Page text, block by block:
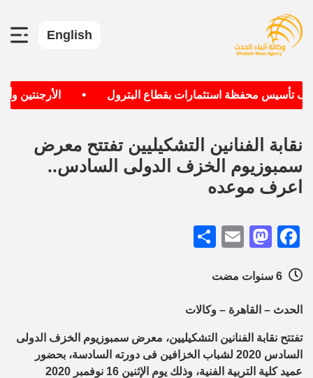
English
تأسيس محفظة استثمارات بقطاع البترول الأرجنتين
نقابة الفنانين التشكيليين تفتتح معرض
سمبوزيوم الخزف الدولى السادس..
اعرف موعده
Facebook
Mastodon
Email
الحدث – القاهرة – وكالات
تفتتح نقابة الفنانين التشكيليين، معرض سمبوزيوم الخزف الدولى
السادس 2020 لشباب الخزافين فى دورته السادسة، بحضور
عميد كلية التربية الفنية، وذلك يوم الإثنين 16 نوفمبر 2020